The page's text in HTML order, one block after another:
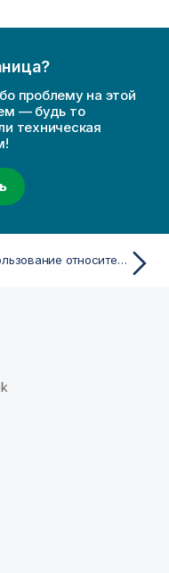
проблему на этой
— будь то
техническая
Использование относительных чисел в таблице для вычисления вклада